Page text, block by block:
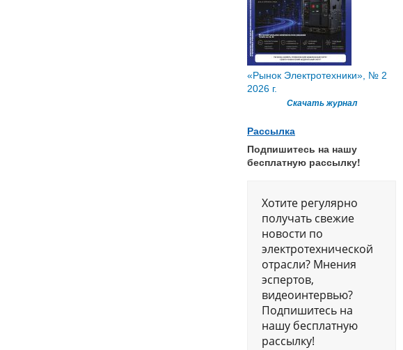
«Рынок Электротехники», № 2
2026 г.
Скачать журнал
Рассылка
Подпишитесь на нашу
бесплатную рассылку!
Хотите регулярно
получать свежие
новости по
электротехнической
отрасли? Мнения
эспертов,
видеоинтервью?
Подпишитесь на
нашу бесплатную
рассылку!